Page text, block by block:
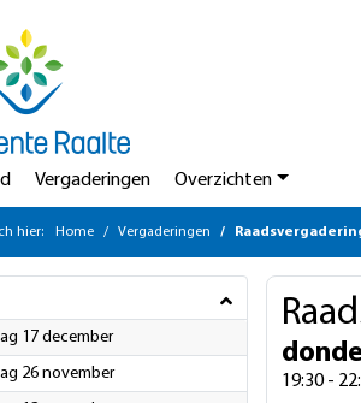
Vergaderingen Overzichten
hier: Home Vergaderingen
17 december2026
26 november2026 19:30 -